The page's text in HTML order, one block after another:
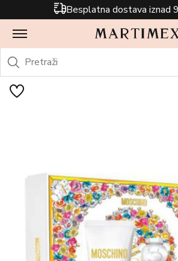
Besplatna dostava iznad